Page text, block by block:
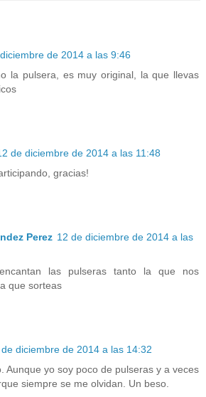
de 2014 a las 9:46
la pulsera, es muy original, la que llevas
de diciembre de 2014 a las 11:48
gracias!
Perez 12 de diciembre de 2014 a las
las pulseras tanto la que nos
que sorteas
de diciembre de 2014 a las 14:32
Aunque yo soy poco de pulseras y a veces
siempre se me olvidan. Un beso.